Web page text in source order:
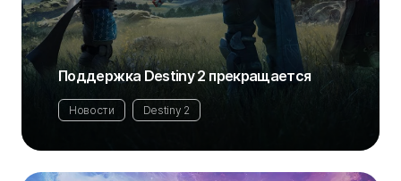
Поддержка Destiny 2 прекращается
Новости Destiny 2